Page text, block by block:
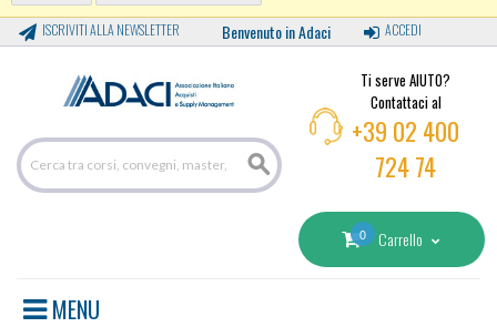
ISCRIVITI ALLA NEWSLETTER Benvenuto in Adaci ACCEDI
Ti serve AIUTO?
Contattaci al
+39 02 400
724 74
0 Carrello
MENU